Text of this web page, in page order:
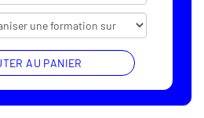
AU PANIER